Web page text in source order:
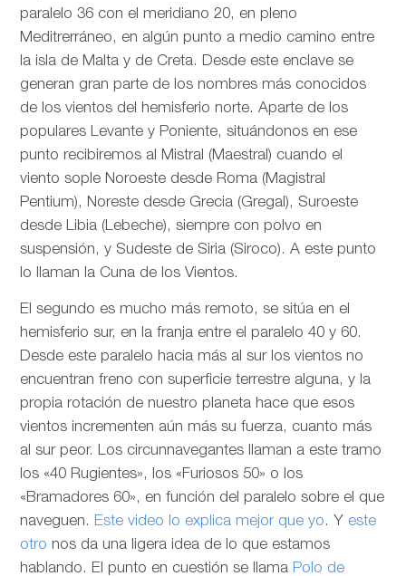
paralelo 36 con el meridiano 20, en pleno
Meditrerráneo, en algún punto a medio camino entre
la isla de Malta y de Creta. Desde este enclave se
generan gran parte de los nombres más conocidos
de los vientos del hemisferio norte. Aparte de los
populares Levante y Poniente, situándonos en ese
punto recibiremos al Mistral (Maestral) cuando el
viento sople Noroeste desde Roma (Magistral
Pentium), Noreste desde Grecia (Gregal), Suroeste
desde Libia (Lebeche), siempre con polvo en
suspensión, y Sudeste de Siria (Siroco). A este punto
lo llaman la Cuna de los Vientos.
El segundo es mucho más remoto, se sitúa en el
hemisferio sur, en la franja entre el paralelo 40 y 60.
Desde este paralelo hacia más al sur los vientos no
encuentran freno con superficie terrestre alguna, y la
propia rotación de nuestro planeta hace que esos
vientos incrementen aún más su fuerza, cuanto más
al sur peor. Los circunnavegantes llaman a este tramo
los «40 Rugientes», los «Furiosos 50» o los
«Bramadores 60», en función del paralelo sobre el que
naveguen. Este video lo explica mejor que yo. Y este
otro nos da una ligera idea de lo que estamos
hablando. El punto en cuestión se llama Polo de